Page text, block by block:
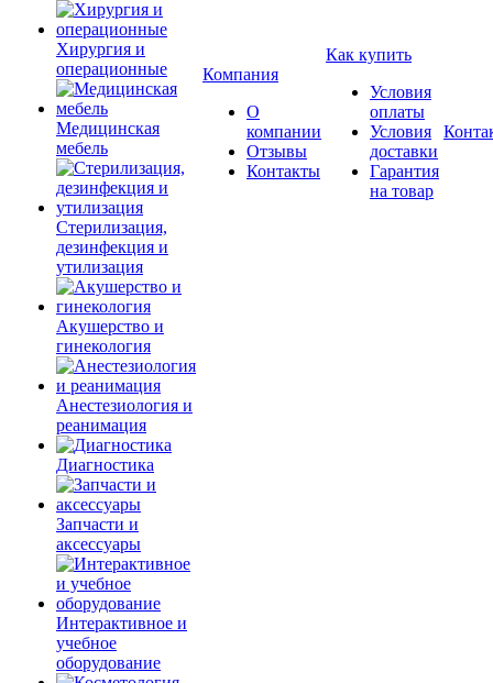
Хирургия и
операционные
Медицинская
мебель
Стерилизация,
дезинфекция и
утилизация
Акушерство и
гинекология
Анестезиология и
реанимация
Диагностика
Запчасти и
аксессуары
Интерактивное и
учебное
оборудование
Компания
О
компании
Отзывы
Контакты
Как купить
Условия
оплаты
Условия
доставки
Гарантия
на товар